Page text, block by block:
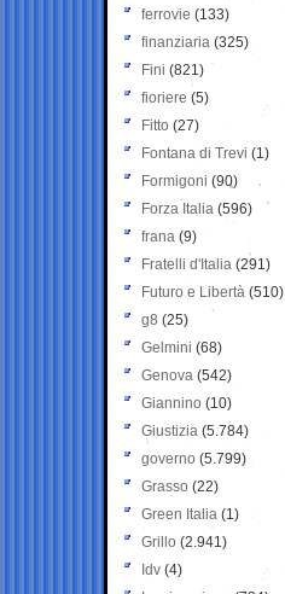
ferrovie (133)
finanziaria (325)
Fini (821)
fioriere (5)
Fitto (27)
Fontana di Trevi (1)
Formigoni (90)
Forza Italia (596)
frana (9)
Fratelli d'Italia (291)
Futuro e Libertà (510)
g8 (25)
Gelmini (68)
Genova (542)
Giannino (10)
Giustizia (5.784)
governo (5.799)
Grasso (22)
Green Italia (1)
Grillo (2.941)
Idv (4)